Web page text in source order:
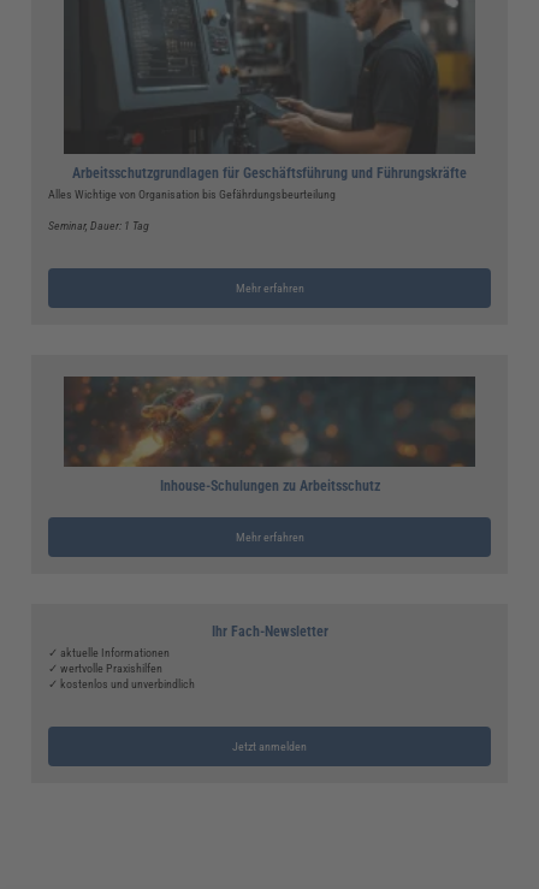
Arbeitsschutzgrundlagen für Geschäftsführung und Führungskräfte
Alles Wichtige von Organisation bis Gefährdungsbeurteilung
Seminar, Dauer: 1 Tag
Mehr erfahren
Inhouse-Schulungen zu Arbeitsschutz
Mehr erfahren
Ihr Fach-Newsletter
✓ aktuelle Informationen
✓ wertvolle Praxishilfen
✓ kostenlos und unverbindlich
Jetzt anmelden